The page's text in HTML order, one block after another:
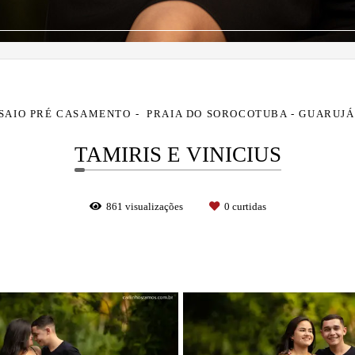
PRÉ CASAMENTO PRAIA DO SOROCOTUBA -
TAMIRIS E VINICIUS
861 visualizações 0 curtidas